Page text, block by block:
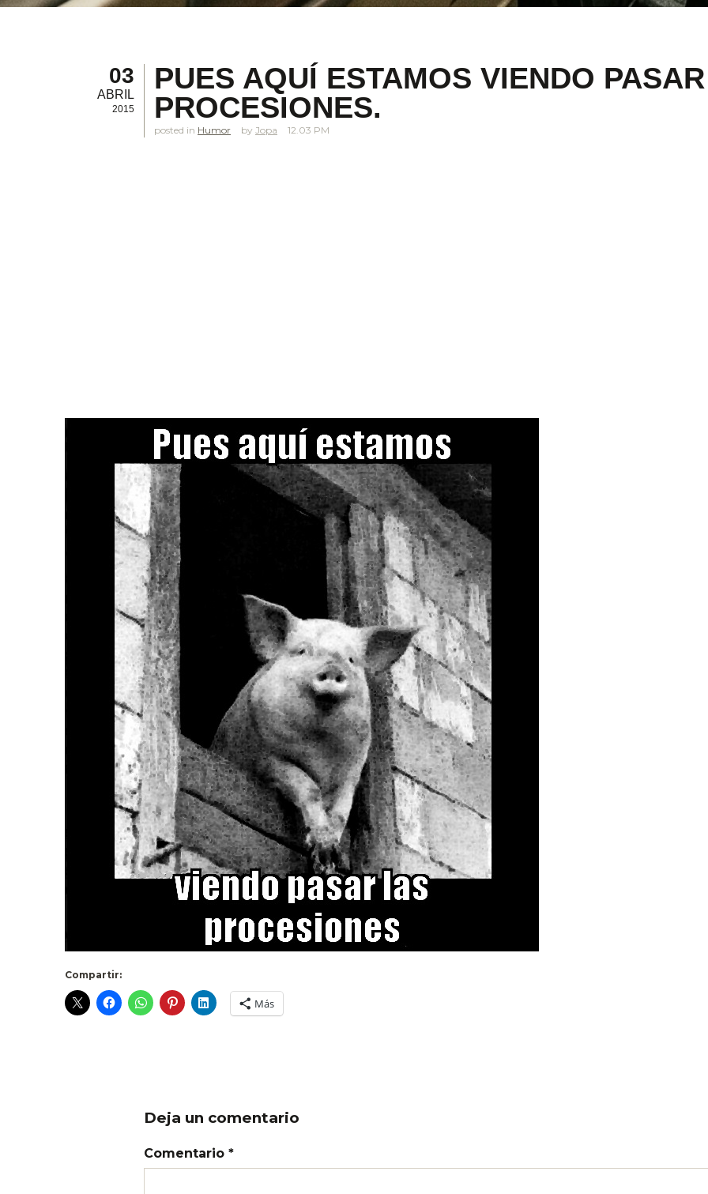
03
ABRIL
2015
PUES AQUÍ ESTAMOS VIENDO
PROCESIONES.
posted in Humor Jopa 12.03 PM
Compartir:
Más
Deja un comentario
Comentario *